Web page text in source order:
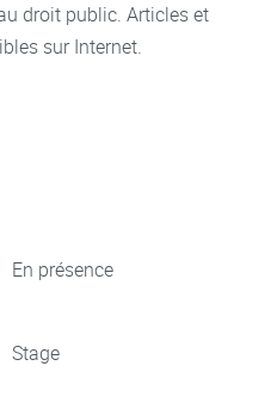
droit public. Articles et
sur Internet.
En présence
Stage